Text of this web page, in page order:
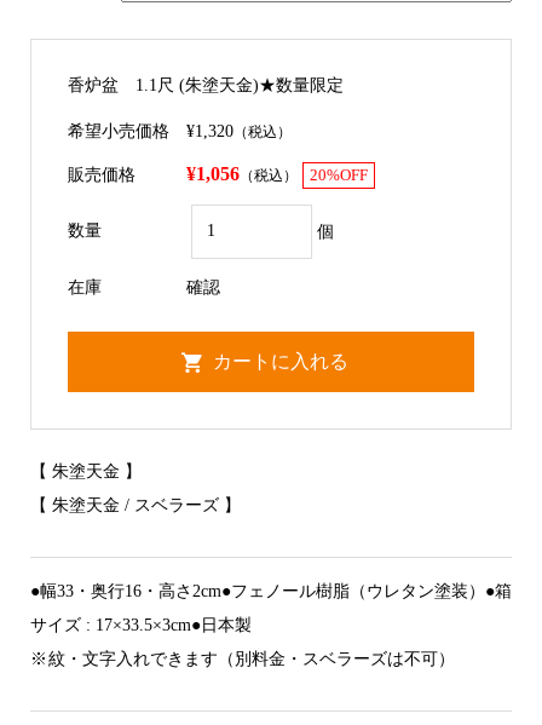
香炉盆 1.1尺 (朱塗天金)★数量限定
希望小売価格 ¥1,320（税込）
販売価格 ¥1,056（税込） 20%OFF
数量 個
在庫 確認
【 朱塗天金 】
【 朱塗天金 / スベラーズ 】
●幅33・奥行16・高さ2cm●フェノール樹脂（ウレタン塗装）●箱
サイズ : 17×33.5×3cm●日本製
※ 紋・文字入れできます（別料金・スベラーズは不可）